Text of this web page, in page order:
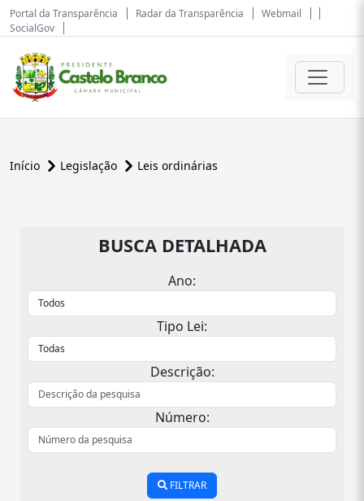
Portal da Transparência Radar da Transparência
Webmail
SocialGov
Início Legislação Leis ordinárias
BUSCA DETALHADA
Ano:
Tipo Lei:
Descrição:
Número:
FILTRAR